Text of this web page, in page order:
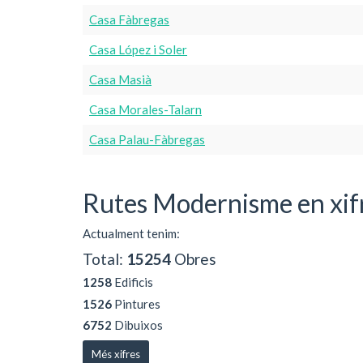
Casa Fàbregas
Casa López i Soler
Casa Masià
Casa Morales-Talarn
Casa Palau-Fàbregas
Rutes Modernisme en
Actualment tenim:
Total: 15254 Obres
1258 Edificis
1526 Pintures
6752 Dibuixos
Més xifres